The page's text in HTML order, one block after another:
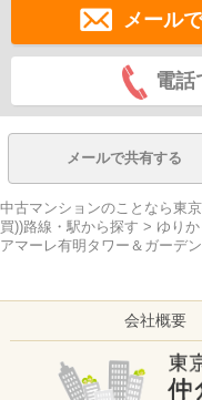
メール
電話
メールで共有する
中古マンションのことなら東
買))路線・駅から探す > ゆり
アマーレ有明タワー＆ガーデン
会社概要